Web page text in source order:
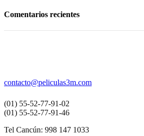
Comentarios recientes
contacto@peliculas3m.com
(01) 55-52-77-91-02
(01) 55-52-77-91-46
Tel Cancún: 998 147 1033